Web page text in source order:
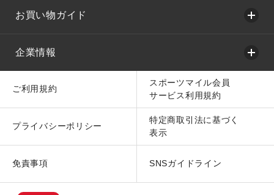
お買い物ガイド
企業情報
ご利用規約
スポーツマイル会員
サービス利用規約
プライバシーポリシー
特定商取引法に基づく
表示
免責事項 SNSガイドライン